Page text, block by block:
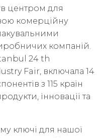
центром для
комерційну
компаній.
24 th
Fair, включала 14
з 115 країн
інновації та
ключі для нашої